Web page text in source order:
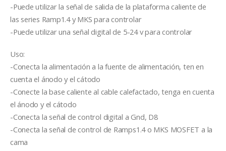
-Puede utilizar la señal de salida de la plataforma caliente de
las series Ramp1.4 y MKS para controlar
-Puede utilizar una señal digital de 5-24 v para controlar
Uso:
-Conecta la alimentación a la fuente de alimentación, ten en
cuenta el ánodo y el cátodo
-Conecte la base caliente al cable calefactado, tenga en cuenta
el ánodo y el cátodo
-Conecta la señal de control digital a Gnd, D8
-Conecta la señal de control de Ramps1.4 o MKS MOSFET a la
cama